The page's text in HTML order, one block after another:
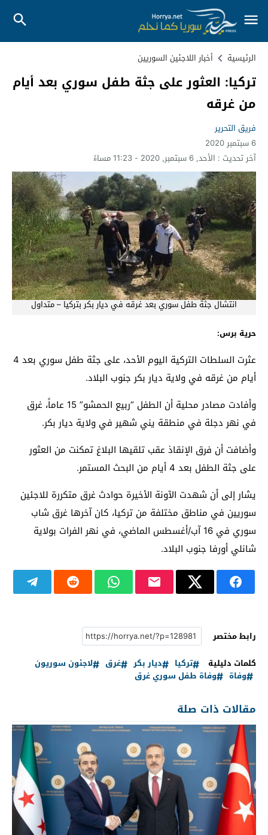
الرئيسية أخبار اللاجئين السوريين
تركيا: العثور على جثة طفل سوري بعد أيام
من غرقه
فريق التحرير
6 سبتمبر 2020
آخر تحديث : الأحد, 6 سبتمبر, 2020 - 11:23 مساءً
انتشال جثة طفل سوري بعد غرقه في ديار بكر بتركيا – متداول
حرية برس:
عثرت السلطات التركية اليوم الأحد، على جثة طفل سوري بعد 4
أيام من غرقه في ولاية ديار بكر جنوب البلاد.
وأفادت مصادر محلية أن الطفل “ربيع الحمشو” 15 عاماً، غرق
في نهر دجلة في منطقة يني شهير في ولاية ديار بكر.
وأضافت أن فرق الإنقاذ عقب تلقيها البلاغ تمكنت من العثور
على جثة الطفل بعد 4 أيام من البحث المستمر.
يشار إلى أن شهدت الآونة الأخيرة حوادث غرق متكررة للاجئين
سوريين في مناطق مختلفة من تركيا، كان آخرها غرق شاب
سوري في 16 آب/أغسطس الماضي، في نهر الفرات بولاية
شانلي أورفا جنوب البلاد.
رابط مختصر
كلمات دليلية
تركيا ديار بكر غرق
لاجئون سوريون
وفاة
وفاة طفل سوري غرق
مقالات ذات صلة